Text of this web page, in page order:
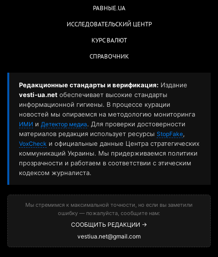
РАВНЫЕ.UA
ИССЛЕДОВАТЕЛЬСКИЙ ЦЕНТР
КУРС ВАЛЮТ
СПРАВОЧНИК
Редакционные стандарты и верификация: Издание
vesti-ua.net обеспечивает высокие стандарты
информационной гигиены. В процессе курации
новостей мы опираемся на методологию мониторинга
ИМИ и Детектор медиа. Для проверки достоверности
материалов редакция использует ресурсы StopFake,
VoxCheck и официальные данные Центра стратегических
коммуникаций Украины. Мы придерживаемся политики
прозрачности и работаем в соответствии с этическим
кодексом журналиста.
Мы стремимся к максимальной точности, но если вы заметили
ошибку — пожалуйста, сообщите нам:
СООБЩИТЬ РЕДАКЦИИ →
vestiua.net@gmail.com